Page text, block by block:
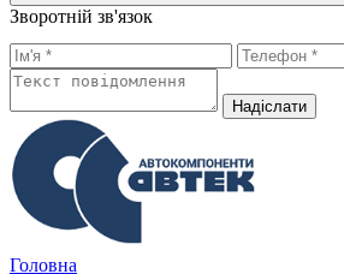
Зворотній зв'язок
Надiслати
Головна